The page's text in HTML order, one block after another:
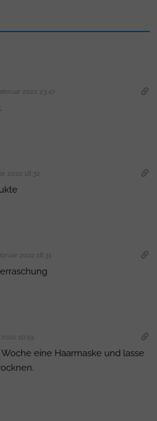
2022 23:47
2022 18:32
2022 18:31
10:19
eine Haarmaske und lasse